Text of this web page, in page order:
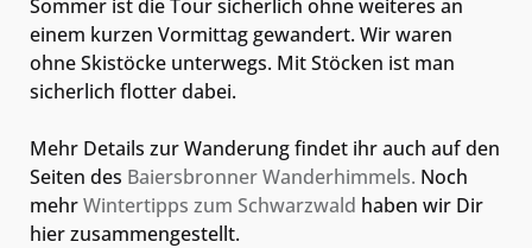
Sommer ist die Tour sicherlich ohne weiteres an
einem kurzen Vormittag gewandert. Wir waren
ohne Skistöcke unterwegs. Mit Stöcken ist man
sicherlich flotter dabei.
Mehr Details zur Wanderung findet ihr auch auf den
Seiten des Baiersbronner Wanderhimmels. Noch
mehrWintertipps zum Schwarzwald haben wir Dir
hier zusammengestellt.